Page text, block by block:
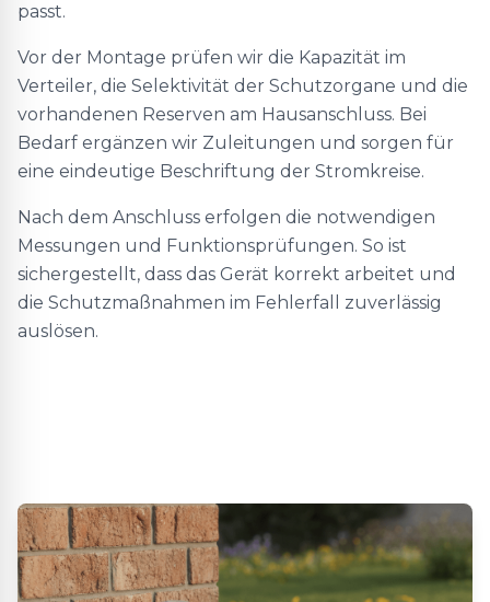
passt.
Vor der Montage prüfen wir die Kapazität im
Verteiler, die Selektivität der Schutzorgane und die
vorhandenen Reserven am Hausanschluss. Bei
Bedarf ergänzen wir Zuleitungen und sorgen für
eine eindeutige Beschriftung der Stromkreise.
Nach dem Anschluss erfolgen die notwendigen
Messungen und Funktionsprüfungen. So ist
sichergestellt, dass das Gerät korrekt arbeitet und
die Schutzmaßnahmen im Fehlerfall zuverlässig
auslösen.